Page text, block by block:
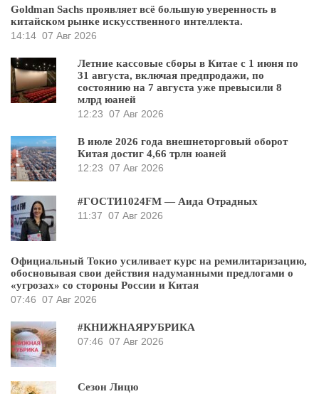
Goldman Sachs проявляет всё большую уверенность в
китайском рынке искусственного интеллекта.
14:14 07 Авг 2026
Летние кассовые сборы в Китае с 1 июня по
31 августа, включая предпродажи, по
состоянию на 7 августа уже превысили 8
млрд юаней
12:23 07 Авг 2026
В июле 2026 года внешнеторговый оборот
Китая достиг 4,66 трлн юаней
12:23 07 Авг 2026
#ГОСТИ1024FM — Аида Отрадных
11:37 07 Авг 2026
Официальный Токио усиливает курс на ремилитаризацию,
обосновывая свои действия надуманными предлогами о
«угрозах» со стороны России и Китая
07:46 07 Авг 2026
#КНИЖНАЯРУБРИКА
07:46 07 Авг 2026
Сезон Лицю